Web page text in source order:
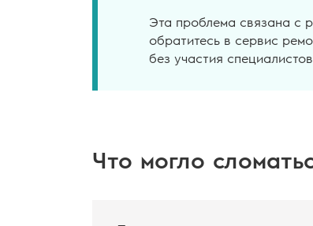
Эта проблема связана с
обратитесь в сервис
без участия
Что могло